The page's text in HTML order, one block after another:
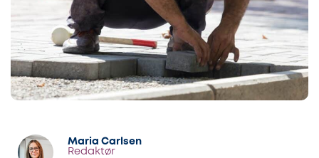
Maria Carlsen
Redaktør